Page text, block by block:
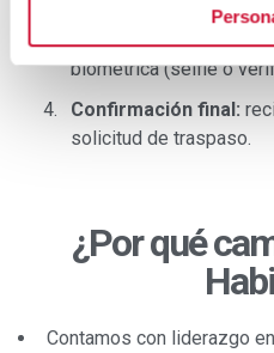
Confirmación de
biométrica (selfie o
Confirmación final:
solicitud de traspaso.
¿Por qué
Contamos con liderazgo en